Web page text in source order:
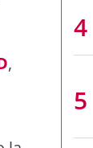
,